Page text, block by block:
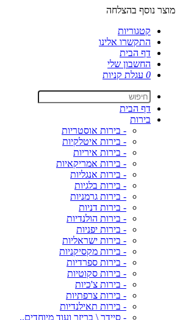
מוצר נוסף בהצלחה
קטגוריות
התקשרו אלינו
דף הבית
החשבון שלי
0 עגלת קניות
דף הבית
בירות
- בירות אוסטריות
- בירות איטלקיות
- בירות איריות
- בירות אמריקאיות
- בירות אנגליות
- בירות בלגיות
- בירות גרמניות
- בירות דניות
- בירות הולנדיות
- בירות יפניות
- בירות ישראליות
- בירות מקסיקניות
- בירות ספרדיות
- בירות סקוטיות
- בירות צ'כיות
- בירות צרפתיות
- בירות תאילנדיות
- סיידר \ בריזר ועוד מיוחדים..